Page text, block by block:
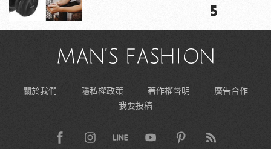
5
關於我們 隱私權政策 著作權聲明
廣告合作
我要投稿